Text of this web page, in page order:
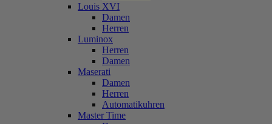
Louis XVI
Damen
Herren
Luminox
Herren
Damen
Maserati
Damen
Herren
Automatikuhren
Master Time